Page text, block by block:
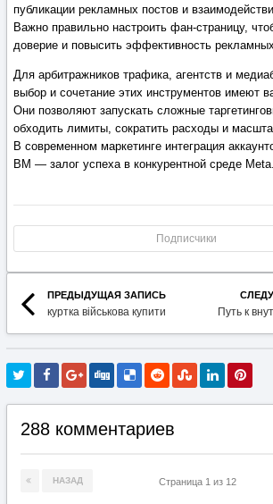
публикации рекламных постов и
Важно правильно настроить фан-страницу,
доверие и повысить эффективность
Для арбитражников трафика, агентств и
выбор и сочетание этих инструментов имеют
Они позволяют запускать сложные
обходить лимиты, сократить расходы и
В современном маркетинге интеграция
BM — залог успеха в конкурентной среде Meta.
Подписчики
ПРЕДЫДУЩАЯ ЗАПИСЬ
куртка військова купити
288 комментариев
НАЗАД Страница 1 из 12